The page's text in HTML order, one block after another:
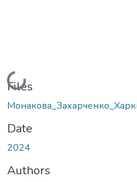
Loading...
Files
Date
2024
Authors